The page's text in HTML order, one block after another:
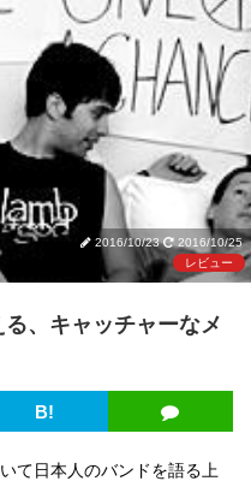
2016/10/23
2016/10/25
レビュー
、キャッチャーなメ
B!
て日本人のバンドを語る上